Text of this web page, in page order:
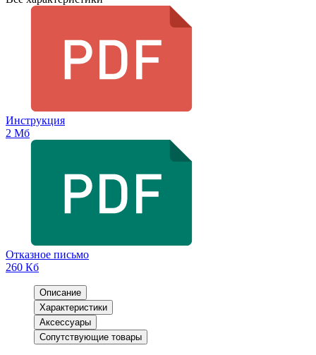
Инструкция
2 Мб
Отказное письмо
260 Кб
Описание
Характеристики
Аксессуары
Сопутствующие товары